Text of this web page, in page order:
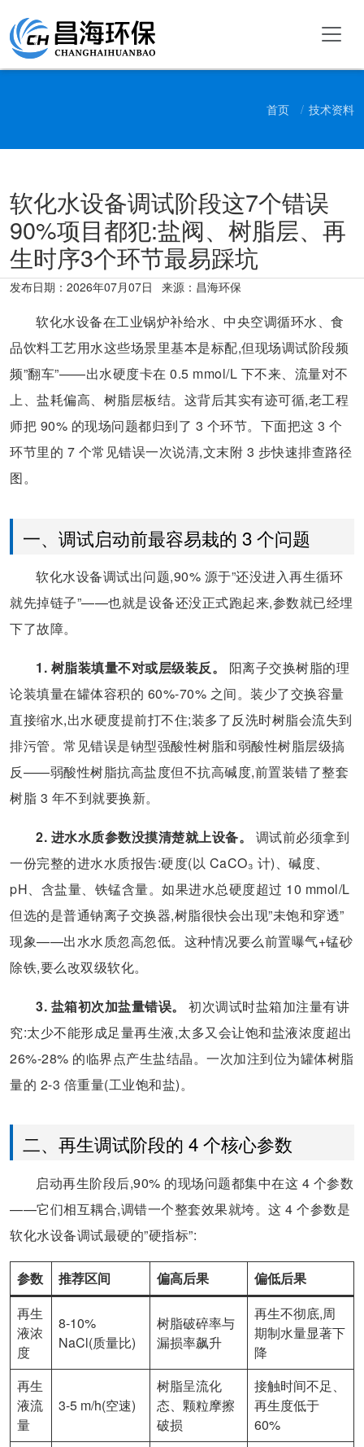
首页 技术资料
软化水设备调试阶段这7个错误
90%项目都犯:盐阀、树脂层、再
生时序3个环节最易踩坑
发布日期： 2026年07月07日 来源：昌海环保
软化水设备在工业锅炉补给水、中央空调循环水、食
品饮料工艺用水这些场景里基本是标配,但现场调试阶段频
频”翻车”——出水硬度卡在 0.5 mmol/L 下不来、流量对不
上、盐耗偏高、树脂层板结。这背后其实有迹可循,老工程
师把 90% 的现场问题都归到了 3 个环节。下面把这 3 个
环节里的 7 个常见错误一次说清,文末附 3 步快速排查路径
图。
一、调试启动前最容易栽的 3 个问题
软化水设备调试出问题,90% 源于”还没进入再生循环
就先掉链子”——也就是设备还没正式跑起来,参数就已经埋
下了故障。
1. 树脂装填量不对或层级装反。
阳离子交换树脂的理
论装填量在罐体容积的 60%-70% 之间。装少了交换容量
直接缩水,出水硬度提前打不住;装多了反洗时树脂会流失到
排污管。常见错误是钠型强酸性树脂和弱酸性树脂层级搞
反——弱酸性树脂抗高盐度但不抗高碱度,前置装错了整套
树脂 3 年不到就要换新。
2. 进水水质参数没摸清楚就上设备。
调试前必须拿到
一份完整的进水水质报告:硬度(以 CaCO₃ 计)、碱度、
pH、含盐量、铁锰含量。如果进水总硬度超过 10 mmol/L
但选的是普通钠离子交换器,树脂很快会出现”未饱和穿透”
现象——出水水质忽高忽低。这种情况要么前置曝气+锰砂
除铁,要么改双级软化。
3. 盐箱初次加盐量错误。
初次调试时盐箱加注量有讲
究:太少不能形成足量再生液,太多又会让饱和盐液浓度超出
26%-28% 的临界点产生盐结晶。一次加注到位为罐体树脂
量的 2-3 倍重量(工业饱和盐)。
二、再生调试阶段的 4 个核心参数
启动再生阶段后,90% 的现场问题都集中在这 4 个参数
——它们相互耦合,调错一个整套效果就垮。这 4 个参数是
软化水设备调试最硬的”硬指标”:
参数 推荐区间 偏高后果
偏低后果
再生
液浓
度
8-10%
NaCl(质量比)
树脂破碎率与
漏损率飙升
再生不彻底,周
期制水量显著下
降
再生
液流
量
3-5 m/h(空速)
树脂呈流化
态、颗粒摩擦
破损
接触时间不足、
再生度低于
60%